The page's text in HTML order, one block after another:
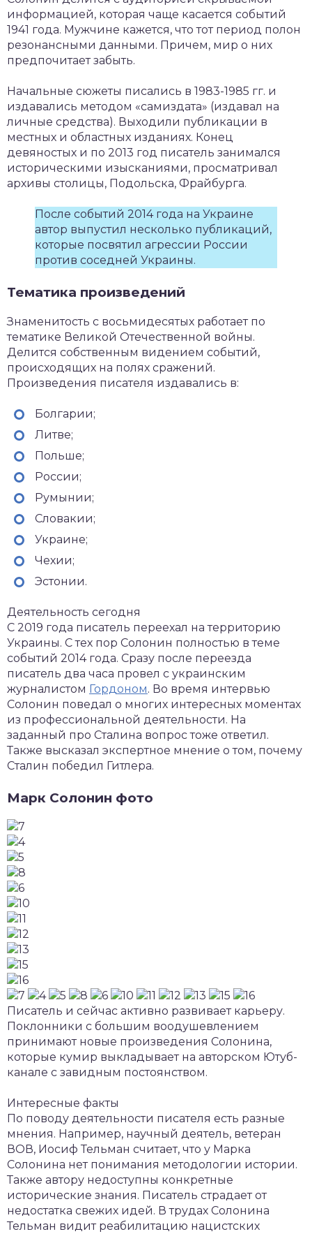
информацией, которая чаще касается событий
1941 года. Мужчине кажется, что тот период полон
резонансными данными. Причем, мир о них
предпочитает забыть.
Начальные сюжеты писались в 1983-1985 гг. и
издавались методом «самиздата» (издавал на
личные средства). Выходили публикации в
местных и областных изданиях. Конец
девяностых и по 2013 год писатель занимался
историческими изысканиями, просматривал
архивы столицы, Подольска, Фрайбурга.
После событий 2014 года на Украине
автор выпустил несколько публикаций,
которые посвятил агрессии России
против соседней Украины.
Тематика произведений
Знаменитость с восьмидесятых работает по
тематике Великой Отечественной войны.
Делится собственным видением событий,
происходящих на полях сражений.
Произведения писателя издавались в:
Болгарии;
Литве;
Польше;
России;
Румынии;
Словакии;
Украине;
Чехии;
Эстонии.
Деятельность сегодня
С 2019 года писатель переехал на территорию
Украины. С тех пор Солонин полностью в теме
событий 2014 года. Сразу после переезда
писатель два часа провел с украинским
журналистом Гордоном. Во время интервью
Солонин поведал о многих интересных моментах
из профессиональной деятельности. На
заданный про Сталина вопрос тоже ответил.
Также высказал экспертное мнение о том, почему
Сталин победил Гитлера.
Марк Солонин фото
Писатель и сейчас активно развивает карьеру.
Поклонники с большим воодушевлением
принимают новые произведения Солонина,
которые кумир выкладывает на авторском Ютуб-
канале с завидным постоянством.
Интересные факты
По поводу деятельности писателя есть разные
мнения. Например, научный деятель, ветеран
ВОВ, Иосиф Тельман считает, что у Марка
Солонина нет понимания методологии истории.
Также автору недоступны конкретные
исторические знания. Писатель страдает от
недостатка свежих идей. В трудах Солонина
Тельман видит реабилитацию нацистских